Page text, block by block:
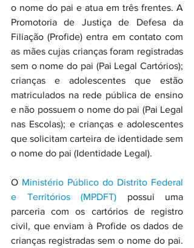
o nome do pai e atua em três frentes. A
Promotoria de Justiça de Defesa da
Filiação (Profide) entra em contato com
as mães cujas crianças foram registradas
sem o nome do pai (Pai Legal Cartórios);
crianças e adolescentes que estão
matriculados na rede pública de ensino
e não possuem o nome do pai (Pai Legal
nas Escolas); e crianças e adolescentes
que solicitam carteira de identidade sem
o nome do pai (Identidade Legal).
O Ministério Público do Distrito Federal
e Territórios (MPDFT) possui uma
parceria com os cartórios de registro
civil, que enviam à Profide os dados de
crianças registradas sem o nome do pai.